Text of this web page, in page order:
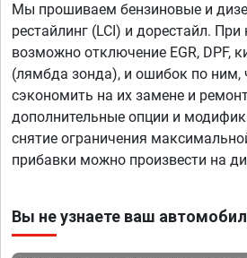
Мы прошиваем бензиновые и
рестайлинг (LCI) и дорестайл.
возможно отключение EGR, DPF,
(лямбда зонда), и ошибок по ним,
сэкономить на их замене и
дополнительные опции и
снятие ограничения
прибавки можно произвести на
Вы не узнаете ваш